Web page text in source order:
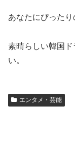
あなたにぴったり
素晴らしい韓国
い。
エンタメ・芸能